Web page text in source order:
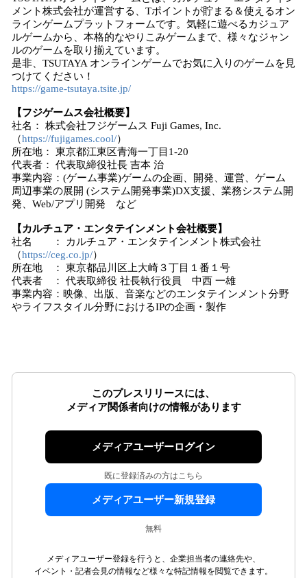
メント株式会社が運営する、Tポイントが貯まる＆使えるオン
ラインゲームプラットフォームです。気軽に遊べるカジュア
ルゲームから、本格的なやりこみゲームまで、様々なジャン
ルのゲームを取り揃えています。
是非、TSUTAYA オンラインゲームでお気に入りのゲームを見
つけてください！
https://game-tsutaya.tsite.jp/
【フジゲームス会社概要】
社名： 株式会社フジゲームス Fuji Games, Inc.
（https://fujigames.cool/）
所在地： 東京都江東区青海一丁目1-20
代表者： 代表取締役社長 吉本 治
事業内容：(ゲーム事業)ゲームの企画、開発、運営、ゲーム
周辺事業の展開 (システム開発事業)DX支援、業務システム開
発、Web/アプリ開発 など
【カルチュア・エンタテインメント会社概要】
社名 ： カルチュア・エンタテインメント株式会社
（https://ceg.co.jp/）
所在地 ： 東京都品川区上大崎３丁目１番１号
代表者 ： 代表取締役 社長執行役員 中西 一雄
事業内容：映像、出版、音楽などのエンタテインメント分野
やライフスタイル分野におけるIPの企画・製作
このプレスリリースには、
メディア関係者向けの情報があります
メディアユーザーログイン
既に登録済みの方はこちら
メディアユーザー新規登録
無料
メディアユーザー登録を行うと、企業担当者の連絡先や、
イベント・記者会見の情報など様々な特記情報を閲覧できます。